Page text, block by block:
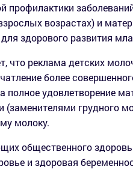
профилактики
возрастах) и
здорового развития
что реклама детских
более
полное удовлетворение
грудного
молоку.
общественного
и здоровая